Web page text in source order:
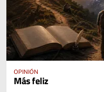
OPINIÓN
Más feliz